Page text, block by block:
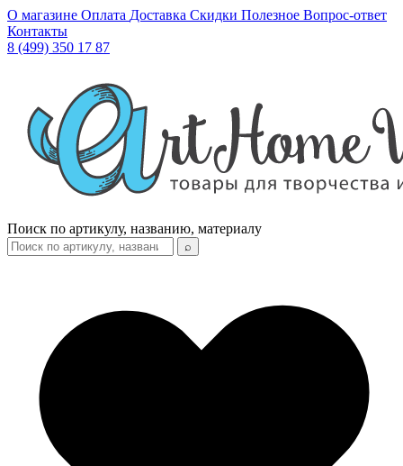
О магазине Оплата Доставка Скидки Полезное Вопрос-ответ
Контакты
8 (499) 350 17 87
Поиск по артикулу, названию, материалу
⌕